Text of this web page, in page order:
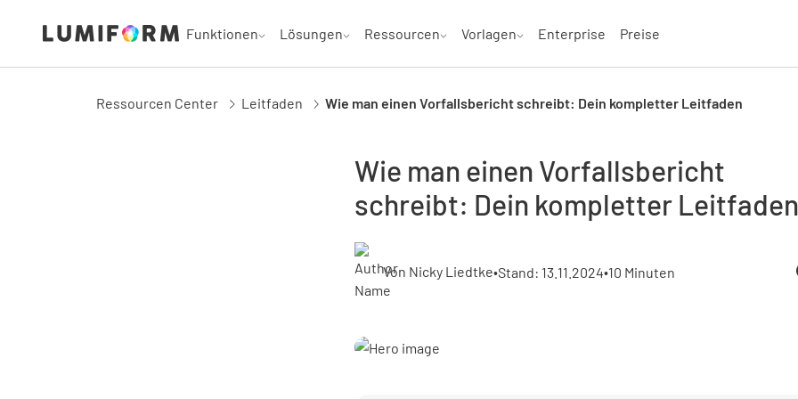
Funktionen Lösungen Ressourcen Vorlagen Enterprise Preise
Ressourcen Center Leitfaden Wie man einen Vorfallsbericht schreibt: Dein kompletter Leitfaden
Wie man einen Vorfallsbericht
schreibt: Dein kompletter Leitfaden
Von Nicky Liedtke•Stand: 13.11.2024•10 Minuten